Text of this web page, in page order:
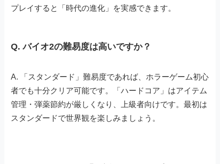
プレイすると「時代の進化」を実感できます。
Q. バイオ2の難易度は高いですか？
A. 「スタンダード」難易度であれば、ホラーゲーム初心
者でも十分クリア可能です。「ハードコア」はアイテム
管理・弾薬節約が厳しくなり、上級者向けです。最初は
スタンダードで世界観を楽しみましょう。